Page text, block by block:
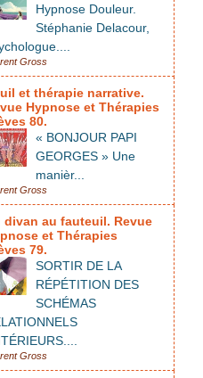
Hypnose Douleur.
Stéphanie Delacour,
Gross
et thérapie narrative.
Hypnose et Thérapies
80.
« BONJOUR PAPI
GEORGES » Une
manièr...
Gross
divan au fauteuil. Revue
et Thérapies
79.
SORTIR DE LA
RÉPÉTITION DES
SCHÉMAS
Gross